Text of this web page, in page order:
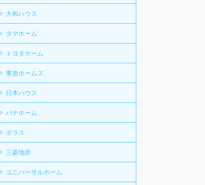
大和ハウス
タマホーム
トヨタホーム
東急ホームズ
日本ハウス
パナホーム
ポラス
三菱地所
ユニバーサルホーム